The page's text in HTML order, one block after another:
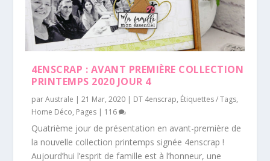
4ENSCRAP : AVANT PREMIÈRE COLLECTION
PRINTEMPS 2020 JOUR 4
parAustrale |21 Mar, 2020 | DT 4enscrap, Étiquettes / Tags,
Home Déco, Pages | 116
Quatrième jour de présentation en avant-première de
la nouvelle collection printemps signée 4enscrap !
Aujourd’hui l’esprit de famille est à l’honneur, une